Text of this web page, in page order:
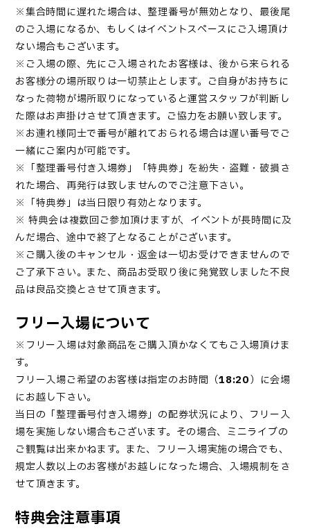
※集合時間に遅れた場合は、整理番号が無効となり、最後尾
のご入場になるか、もしくはイベントスペースにご入場頂け
ない場合もございます。
※ご入場の際、先にご入場されたお客様は、後から来られる
お客様分の場所取りは一切禁止とします。ご自身がお持ちに
なった荷物が場所取りになっていると運営スタッフが判断し
た際はお声掛けさせて頂きます。ご協力をお願い致します。
※お連れ様同士で番号が離れておられる場合は遅い番号でご
一緒にご案内が可能です。
※「整理番号付き入場券」「特典券」を紛失・盗難・破損さ
れた場合、再発行は致しませんのでご注意下さい。
※「特典券」は当日限り有効となります。
※ 特典会は複数回ご参加頂けますが、イベントが長時間に及
んだ場合、途中で終了となることがございます。
※ご購入後のキャンセル・返金は一切お受けできませんので
ご了承下さい。また、商品お受取り後に発覚致しました不良
品は良品交換とさせて頂きます。
フリー入場について
※フリー入場は対象商品をご購入頂かなくてもご入場頂けま
す。
フリー入場ご希望のお客様は指定のお時間（18:20）に会場
にお越し下さい。
当日の「整理番号付き入場券」の配券状況により、フリー入
場を実施しない場合もございます。その場合、ミニライブの
ご観覧は出来かねます。また、フリー入場実施の場合でも、
規定人数以上のお客様がお越しになった場合、入場規制をさ
せて頂きます。
特典会注意事項